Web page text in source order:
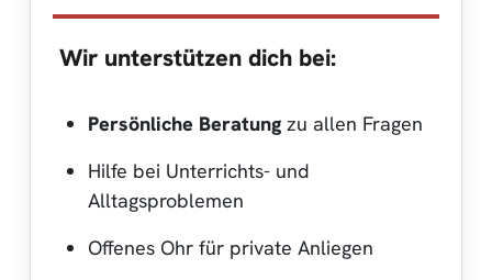
Wir unterstützen dich bei:
Persönliche Beratungzu allen Fragen
Hilfe bei Unterrichts- und
Alltagsproblemen
Offenes Ohr für private Anliegen